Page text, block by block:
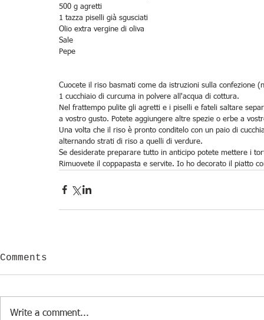
500 g agretti
1 tazza piselli già sgusciati
Olio extra vergine di oliva
Sale
Pepe
Cuocete il riso basmati come da istruzioni sulla confezione
1 cucchiaio di curcuma in polvere all'acqua di cottura.
Nel frattempo pulite gli agretti e i piselli e fateli saltare
a vostro gusto. Potete aggiungere altre spezie o erbe a
Una volta che il riso è pronto conditelo con un paio di
alternando strati di riso a quelli di verdure.
Se desiderate preparare tutto in anticipo potete mettere i
Rimuovete il coppapasta e servite. Io ho decorato il piatto
Comments
Write a comment...